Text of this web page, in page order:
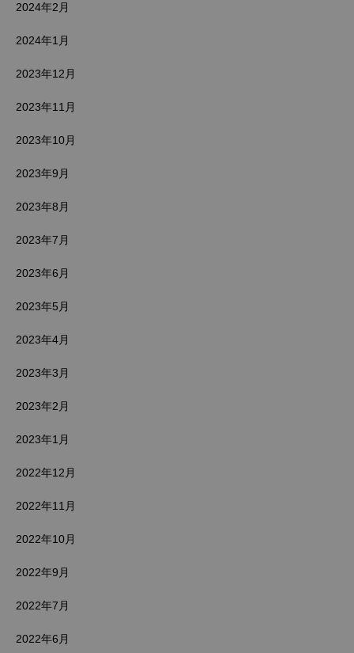
2024年2月
2024年1月
2023年12月
2023年11月
2023年10月
2023年9月
2023年8月
2023年7月
2023年6月
2023年5月
2023年4月
2023年3月
2023年2月
2023年1月
2022年12月
2022年11月
2022年10月
2022年9月
2022年7月
2022年6月